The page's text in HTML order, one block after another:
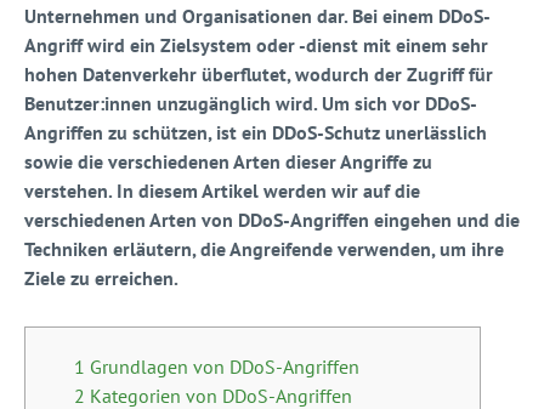
Unternehmen und Organisationen dar. Bei einem DDoS-
Angriff wird ein Zielsystem oder -dienst mit einem sehr
hohen Datenverkehr überflutet, wodurch der Zugriff für
Benutzer:innen unzugänglich wird. Um sich vor DDoS-
Angriffen zu schützen, ist ein DDoS-Schutz unerlässlich
sowie die verschiedenen Arten dieser Angriffe zu
verstehen. In diesem Artikel werden wir auf die
verschiedenen Arten von DDoS-Angriffen eingehen und die
Techniken erläutern, die Angreifende verwenden, um ihre
Ziele zu erreichen.
1 Grundlagen von DDoS-Angriffen
2 Kategorien von DDoS-Angriffen